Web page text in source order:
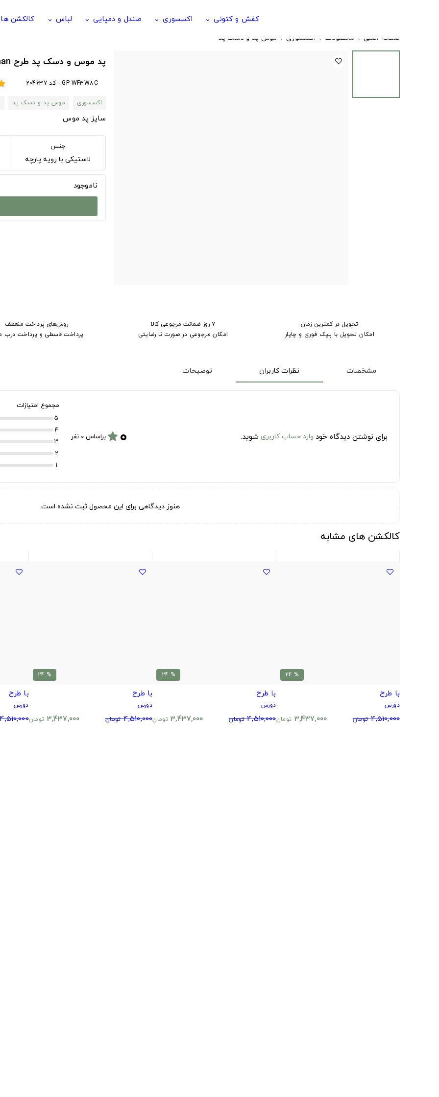
کفش و کتونی keyboard_arrow_down اکسسوری keyboard_arrow_down صندل و دمپایی keyboard_arrow_down لباس keyboard_arrow_down کالکشن ها
صفحه اصلی محصولات اکسسوری موس پد و دسک پد
پد موس و دسک پد طرح Spiderman اسپایدرمن طرح Kasady 1
GP-WF3W8C - کد 204637
اکسسوری
موس پد و دسک پد
سایز پد موس
جنس
لاستیکی با رویه پارچه
ناموجود
تحویل در کمترین زمان
امکان تحویل با پیک فوری و چاپار
۷ روز ضمانت مرجوعی کالا
امکان مرجوعی در صورت نا رضایتی
روش‌های پرداخت منعطف
پرداخت قسطی و پرداخت درب
مشخصات نظرات کاربران توضیحات
برای نوشتن دیدگاه خود وارد حساب کاربری شوید. ۰ starبراساس 0 نفر
مجموع امتیازات
5
4
3
2
1
هنوز دیدگاهی برای این محصول ثبت نشده است.
کالکشن های مشابه
% 24
با طرح
دورس
4,510,000 تومان 3,437,000 تومان
% 24
با طرح
دورس
4,510,000 تومان 3,437,000 تومان
% 24
با طرح
دورس
4,510,000 تومان 3,437,000 تومان
با طرح
دورس
4,510,000